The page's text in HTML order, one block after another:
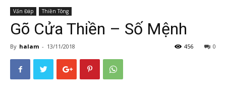
Vấn Đáp Thiền Tông
Gõ Cửa Thiền – Số Mệnh
By halam - 13/11/2018 0
456